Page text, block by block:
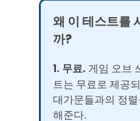
왜 이 테스트를
까?
1. 무료. 게임 오브
트는 무료로 제공
대가문들과의 정
해준다.